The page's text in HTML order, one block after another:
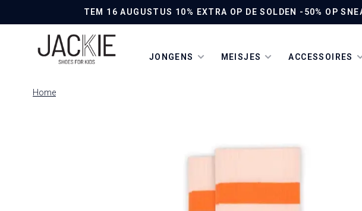
TEM 16 AUGUSTUS 10% EXTRA OP DE SOLDEN -50% OP
JONGENS MEISJES ACCESSOIRES
Home